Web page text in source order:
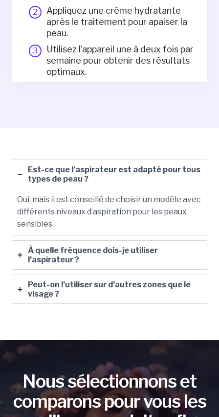
Appliquez une crème hydratante
après le traitement pour apaiser la
peau.
Utilisez l’appareil une à deux fois par
semaine pour obtenir des résultats
optimaux.
Est-ce que l’aspirateur est adapté pour tous
types de peau ?
Oui, mais il est conseillé de choisir un modèle avec
différents niveaux d’aspiration pour les peaux
sensibles.
À quelle fréquence dois-je utiliser
l’aspirateur ?
Peut-on l’utiliser sur d’autres zones que le
visage ?
Nous sélectionnons et
comparons pour vous les